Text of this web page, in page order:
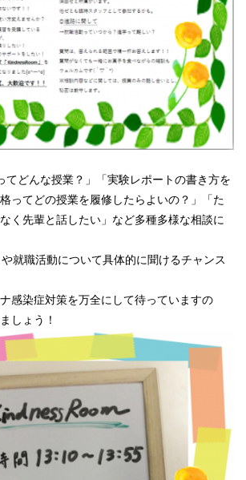
てどんな授業？」「実験レポートの書き方を
ってどの授業を履修したらよいの？」「た
く先輩と話したい」など多種多様な相談に
就職活動について具体的に聞けるチャンス
感染症対策を万全にして待っていますの
しょう！